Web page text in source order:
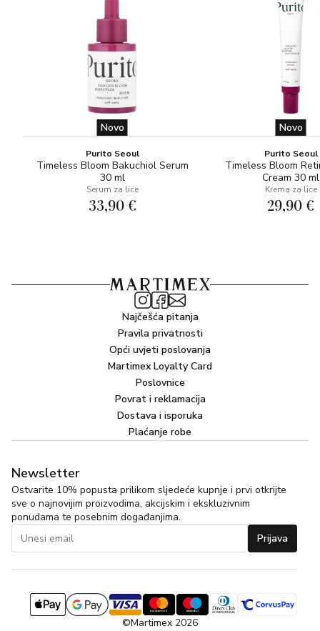
Novo
Purito Seoul
Timeless Bloom Bakuchiol Serum
30 ml
Serum za lice
33,90 €
Novo
Purito Seoul
Timeless Bloom
Cream 30 ml
Krema za lice
29,90 €
Najčešća pitanja
Pravila privatnosti
Opći uvjeti poslovanja
Martimex Loyalty Card
Poslovnice
Povrat i reklamacija
Dostava i isporuka
Plaćanje robe
Newsletter
Ostvarite 10% popusta prilikom sljedeće kupnje i prvi otkrijte
sve o najnovijim proizvodima, akcijskim i ekskluzivnim
ponudama te posebnim događanjima.
Prijava
©Martimex 2026